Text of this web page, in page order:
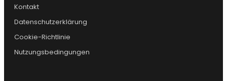
Kontakt
Datenschutzerklärung
Cookie-Richtlinie
Nutzungsbedingungen